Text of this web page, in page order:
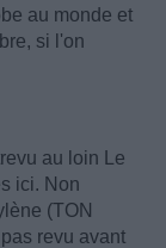
au monde et
si l'on
au loin Le
ici. Non
(TON
revu avant